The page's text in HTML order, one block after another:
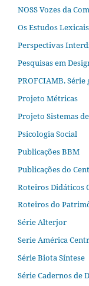
NOSS Vozes da
Os Estudos
Perspectivas
Pesquisas em
PROFCIAMB.
Projeto Métricas
Projeto Sistemas
Psicologia Social
Publicações BBM
Publicações do
Roteiros Didáticos
Roteiros do
Série Alterjor
Serie América
Série Biota Síntese
Série Cadernos de